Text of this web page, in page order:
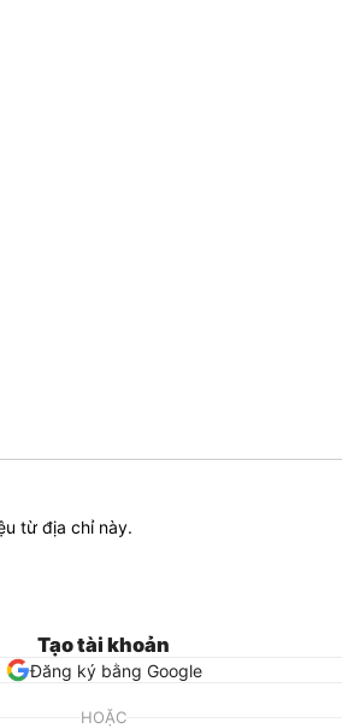
từ địa chỉ này.
Tạo tài khoản
Đăng ký bằng Google
HOẶC